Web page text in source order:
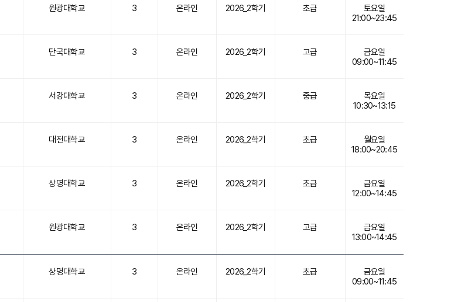
원광대학교 3 온라인 2026_2학기 초급
토요일
21:00~23:45
단국대학교 3 온라인 2026_2학기 고급
금요일
09:00~11:45
서강대학교 3 온라인 2026_2학기 중급
목요일
10:30~13:15
대전대학교 3 온라인 2026_2학기 초급
월요일
18:00~20:45
상명대학교 3 온라인 2026_2학기 초급
금요일
12:00~14:45
원광대학교 3 온라인 2026_2학기 고급
금요일
13:00~14:45
상명대학교 3 온라인 2026_2학기 초급
금요일
09:00~11:45